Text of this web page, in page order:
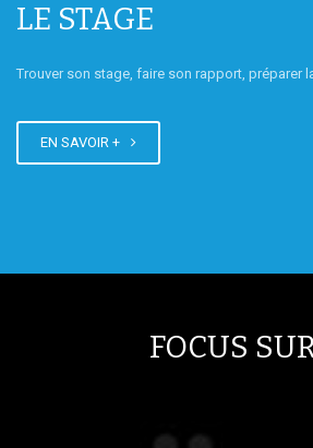
LE STAGE
Trouver son stage, faire son rapport, préparer
EN SAVOIR +
FOCUS